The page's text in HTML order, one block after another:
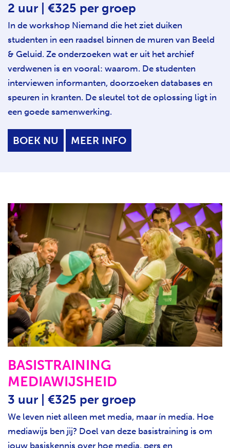
2 uur | €325 per groep
In de workshop Niemand die het ziet duiken
studenten in een raadsel binnen de muren van Beeld
& Geluid. Ze onderzoeken wat er uit het archief
verdwenen is en vooral: waarom. De studenten
interviewen informanten, doorzoeken databases en
speuren in kranten. De sleutel tot de oplossing ligt in
een goede samenwerking.
BOEK NU MEER INFO
BASISTRAINING
MEDIAWIJSHEID
3 uur | €325 per groep
We leven niet alleen met media, maar ín media. Hoe
mediawijs ben jij? Doel van deze basistraining is om
jouw basiskennis over hoe media, pers en